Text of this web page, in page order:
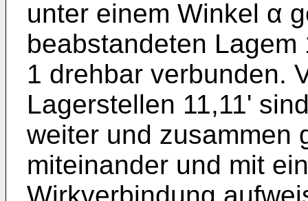
unter einem Winkel α
beabstandeten Lagem
1 drehbar verbunden.
Lagerstellen 11,11'
weiter und zusammen
miteinander und mit